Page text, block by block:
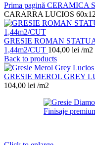
Prima pagină CERAMICA
CARARRA LUCIOS
GRESIE ROMAN
1,44m2/CUT 104,00 lei /m2
Back to products
GRESIE MEROL GREY
104,00 lei /m2